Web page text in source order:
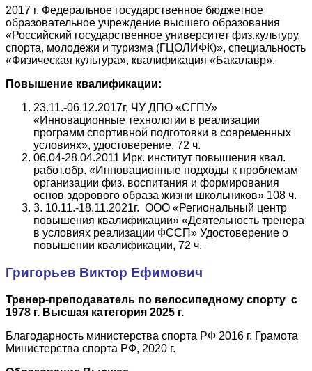
2017 г. Федеральное государственное бюджетное
образовательное учреждение высшего образования
«Российский государственное университет физ.культуру,
спорта, молодежи и туризма (ГЦОЛИФК)», специальность
«Физическая культура», квалификация «Бакалавр».
Повышение квалификации:
23.11.-06.12.2017г, ЧУ ДПО «СГПУ»
«Инновационные технологии в реализации
программ спортивной подготовки в современных
условиях», удостоверение, 72 ч.
06.04-28.04.2011 Ирк. институт повышения квал.
работ.обр. «Инновационные подходы к проблемам
организации физ. воспитания и формирования
основ здорового образа жизни школьников» 108 ч.
3. 10.11.-18.11.2021г. ООО «Региональный центр
повышения квалификации» «Деятельность тренера
в условиях реализации ФССП» Удостоверение о
повышении квалификации, 72 ч.
Григорьев Виктор Ефимович
Тренер-преподаватель по велосипедному спорту с
1978 г. Высшая категория 2025 г.
Благодарность министерства спорта РФ 2016 г. Грамота
Министерства спорта РФ, 2020 г.